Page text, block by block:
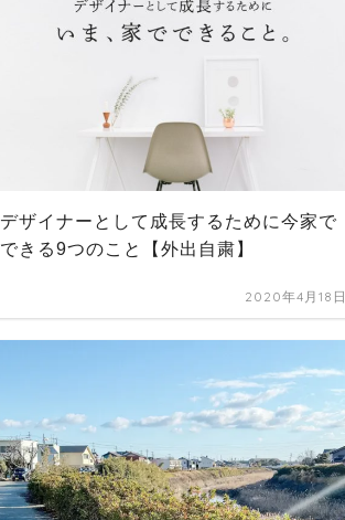
デザイナーとして成長するために今家で
できる9つのこと【外出自粛】
2020年4月18日